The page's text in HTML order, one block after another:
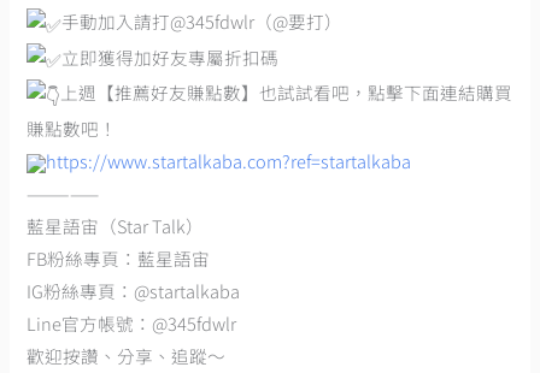
手動加入請打@345fdwlr（@要打）
立即獲得加好友專屬折扣碼
上週【推薦好友賺點數】也試試看吧，點擊下面連結購買
賺點數吧！
https://www.startalkaba.com?ref=startalkaba
—————
藍星語宙（Star Talk）
FB粉絲專頁：藍星語宙
IG粉絲專頁：@startalkaba
Line官方帳號：@345fdwlr
歡迎按讚、分享、追蹤～